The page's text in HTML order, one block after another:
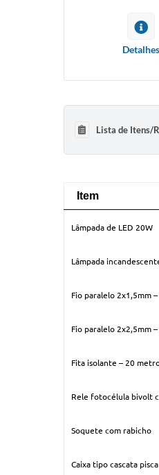
Detalhes
Lista de Itens/
Item
Lâmpada de LED 20W
Lâmpada
Fio paralelo 2x1,5mm
Fio paralelo 2x2,5mm
Fita isolante – 20
Rele fotocélula bivolt
Soquete com rabicho
Caixa tipo cascata